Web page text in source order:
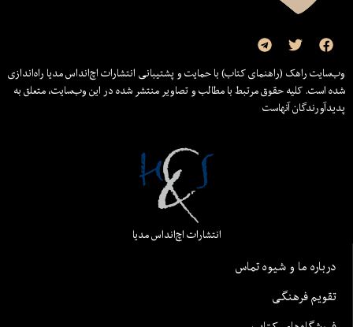
وب‌سایت راهک (راهنمای کتاب) با حمایت و پشتیبانی انتشارات اچ‌اند‌اس مدیا راه‌اندازی
شده است. کلیه حقوق مرتبط با مطالب و تصاویر منتشر شده در این وب‌سایت، متعلق به
پدیدآورندگان آنهاست
انتشارات اچ‌اند‌اس مدیا
درباره ما و شیوه تماس
تقویم فرهنگی